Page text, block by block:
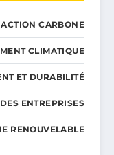
ACTION CARBONE
CLIMATIQUE
ET DURABILITÉ
ENTREPRISES
RENOUVELABLE